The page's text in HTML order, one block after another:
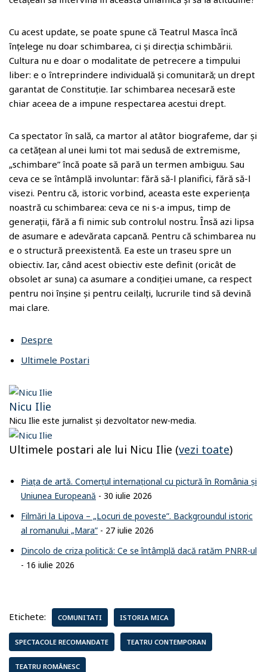
Cu acest update, se poate spune că Teatrul Masca încă
înțelege nu doar schimbarea, ci și direcția schimbării.
Cultura nu e doar o modalitate de petrecere a timpului
liber: e o întreprindere individuală și comunitară; un drept
garantat de Constituție. Iar schimbarea necesară este
chiar aceea de a impune respectarea acestui drept.
Ca spectator în sală, ca martor al atâtor biografeme, dar și
ca cetățean al unei lumi tot mai sedusă de extremisme,
„schimbare” încă poate să pară un termen ambiguu. Sau
ceva ce se întâmplă involuntar: fără să-l planifici, fără să-l
visezi. Pentru că, istoric vorbind, aceasta este experiența
noastră cu schimbarea: ceva ce ni s-a impus, timp de
generații, fără a fi nimic sub controlul nostru. Însă azi lipsa
de asumare e adevărata capcană. Pentru că schimbarea nu
e o structură preexistentă. Ea este un traseu spre un
obiectiv. Iar, când acest obiectiv este definit (oricât de
obsolet ar suna) ca asumare a condiției umane, ca respect
pentru noi înșine și pentru ceilalți, lucrurile tind să devină
mai clare.
Despre
Ultimele Postari
Nicu Ilie
Nicu Ilie este jurnalist și dezvoltator new-media.
Ultimele postari ale lui Nicu Ilie (vezi toate)
Piața de artă. Comerțul internațional cu pictură în România și
Uniunea Europeană - 30 iulie 2026
Filmări la Lipova – „Locuri de poveste”. Backgroundul istoric
al romanului „Mara” - 27 iulie 2026
Dincolo de criza politică: Ce se întâmplă dacă ratăm PNRR-ul
- 16 iulie 2026
Etichete: COMUNITATI ISTORIA MICA
SPECTACOLE RECOMANDATE TEATRU CONTEMPORAN
TEATRU ROMÂNESC